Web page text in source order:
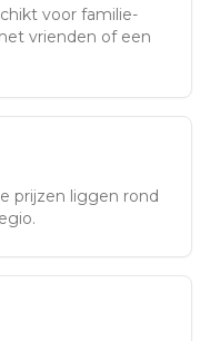
voor familie-
vrienden of een
prijzen liggen rond